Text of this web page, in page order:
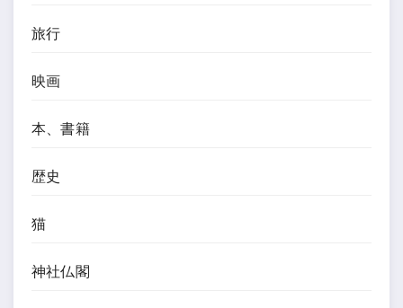
旅行
映画
本、書籍
歴史
猫
神社仏閣